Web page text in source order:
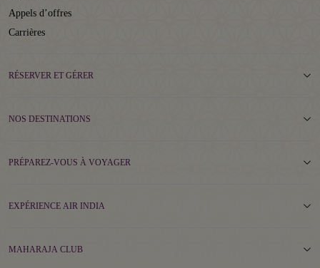
Appels d’offres
Carrières
RÉSERVER ET GÉRER
NOS DESTINATIONS
PRÉPAREZ-VOUS À VOYAGER
EXPÉRIENCE AIR INDIA
MAHARAJA CLUB